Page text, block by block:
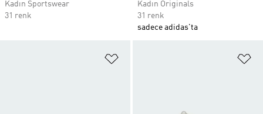
Kadın Sportswear
31 renk
Kadın Originals
31 renk
sadece adidas'ta